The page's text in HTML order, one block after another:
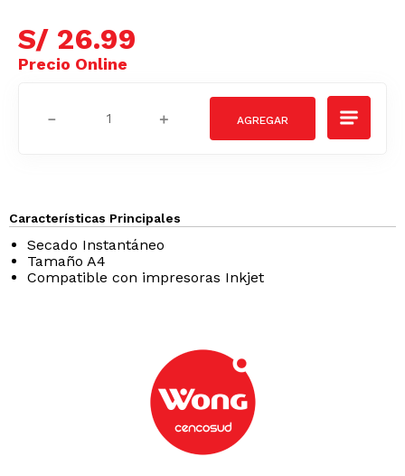
S/ 26.99
＋
－
Características Principales
Secado Instantáneo
Tamaño A4
Compatible con impresoras Inkjet